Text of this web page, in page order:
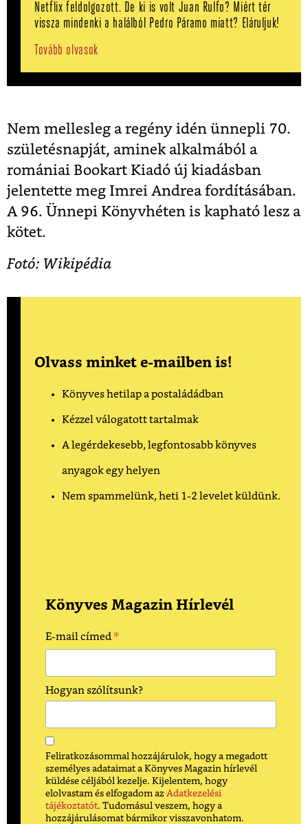
Netflix feldolgozott. De ki is volt Juan Rulfo? Miért tér
vissza mindenki a halálból Pedro Páramo miatt? Eláruljuk!
Tovább olvasok
Nem mellesleg a regény idén ünnepli 70.
születésnapját, aminek alkalmából a
romániai Bookart Kiadó új kiadásban
jelentette meg Imrei Andrea fordításában.
A 96. Ünnepi Könyvhéten is kapható lesz a
kötet.
Fotó: Wikipédia
Olvass minket e-mailben is!
Könyves hetilap a postaládádban
Kézzel válogatott tartalmak
A legérdekesebb, legfontosabb könyves
anyagok egy helyen
Nem spammelünk, heti 1-2 levelet küldünk.
Könyves Magazin Hírlevél
E-mail címed *
Hogyan szólítsunk?
Feliratkozásommal hozzájárulok, hogy a megadott
személyes adataimat a Könyves Magazin hírlevél
küldése céljából kezelje. Kijelentem, hogy
elolvastam és elfogadom az Adatkezelési
tájékoztatót. Tudomásul veszem, hogy a
hozzájárulásomat bármikor visszavonhatom.